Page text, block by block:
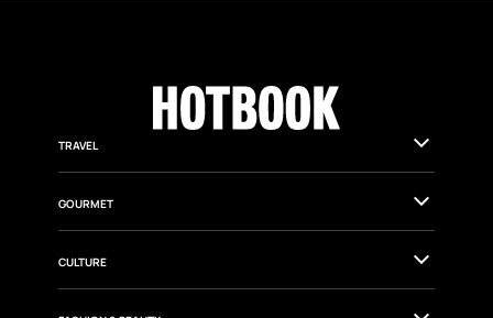
TRAVEL